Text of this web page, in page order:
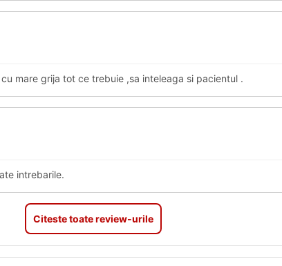
mare grija tot ce trebuie ,sa inteleaga si pacientul .
intrebarile.
Citeste toate review-urile